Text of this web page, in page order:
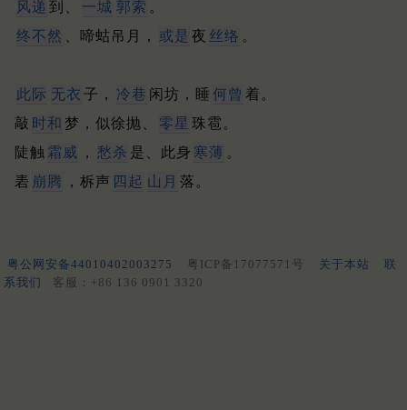
风递 到、 一城 郭索 。
终不然
、啼蛄吊月， 或是 夜 丝络 。
此际 无衣 子， 冷巷 闲坊，睡 何曾 着。
敲 时和 梦，似徐抛、 零星 珠雹。
陡触 霜威 ， 愁杀 是、此身 寒薄 。
砉 崩腾 ，柝声 四起 山月 落。
粤公网安备44010402003275 粤ICP备17077571号 关于本站
联
系我们
客服：+86 136 0901 3320